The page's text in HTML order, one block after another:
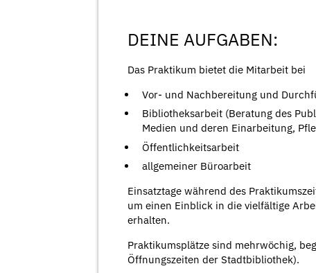
DEINE AUFGABEN:
Das Praktikum bietet die Mitarbeit bei
Vor- und Nachbereitung und
Bibliotheksarbeit (Beratung des
Medien und deren Einarbeitung,
Öffentlichkeitsarbeit
allgemeiner Büroarbeit
Einsatztage während des
um einen Einblick in die vielfältige
erhalten.
Praktikumsplätze sind mehrwöchig,
Öffnungszeiten der Stadtbibliothek).